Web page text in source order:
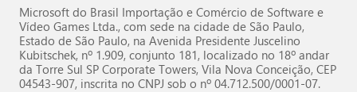
Microsoft do Brasil Importação e Comércio de Software e
Vídeo Games Ltda., com sede na cidade de São Paulo,
Estado de São Paulo, na Avenida Presidente Juscelino
Kubitschek, nº 1.909, conjunto 181, localizado no 18º andar
da Torre Sul SP Corporate Towers, Vila Nova Conceição, CEP
04543-907, inscrita no CNPJ sob o nº 04.712.500/0001-07.